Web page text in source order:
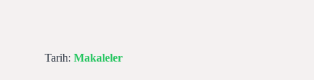
Tarih: Makaleler